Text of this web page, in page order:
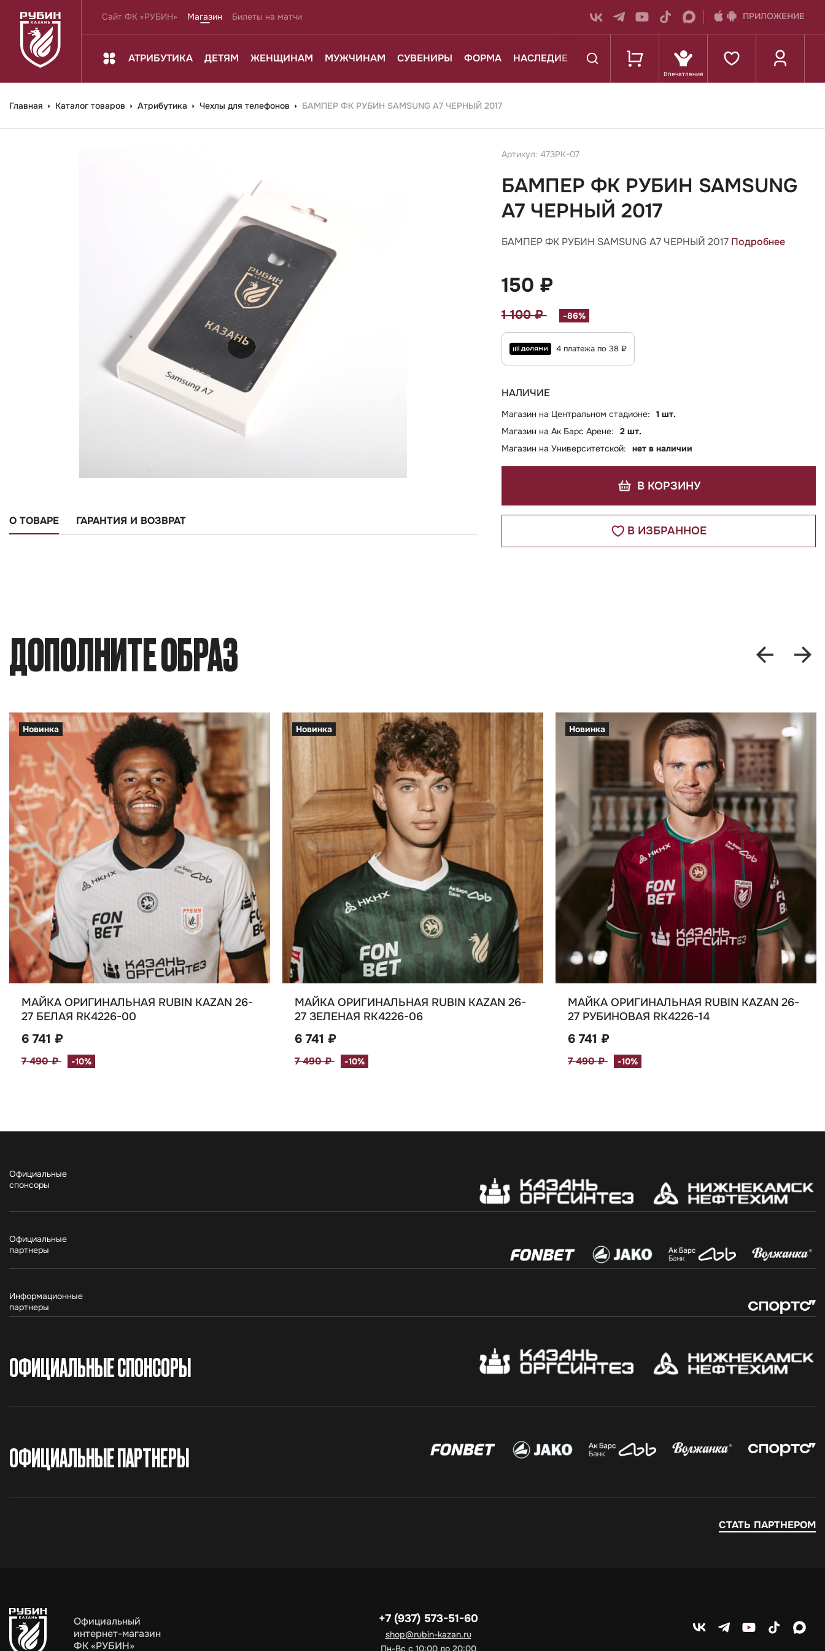
Сайт ФК «РУБИН» Магазин Билеты на матчи ПРИЛОЖЕНИЕ
АТРИБУТИКА ДЕТЯМ ЖЕНЩИНАМ МУЖЧИНАМ СУВЕНИРЫ ФОРМА НАСЛЕДИЕ К ШКОЛЕ
Главная Каталог товаров Атрибутика Чехлы для телефонов БАМПЕР ФК РУБИН SAMSUNG A7 ЧЕРНЫЙ 2017
О ТОВАРЕ ГАРАНТИЯ И ВОЗВРАТ
Артикул: 473РК-07
БАМПЕР ФК РУБИН SAMSUNG
A7 ЧЕРНЫЙ 2017
БАМПЕР ФК РУБИН SAMSUNG A7 ЧЕРНЫЙ 2017 Подробнее
150 ₽
1 100 ₽ -86%
4 платежа по 38 ₽
НАЛИЧИЕ
Магазин на Центральном стадионе:
1 шт.
Магазин на Ак Барс Арене:
2 шт.
Магазин на Университетской:
нет в наличии
В КОРЗИНУ
В ИЗБРАННОЕ
ДОПОЛНИТЕ ОБРАЗ
Новинка
МАЙКА ОРИГИНАЛЬНАЯ RUBIN KAZAN 26-
27 БЕЛАЯ RK4226-00
6 741 ₽
7 490 ₽ -10%
Новинка
МАЙКА ОРИГИНАЛЬНАЯ RUBIN KAZAN 26-
27 ЗЕЛЕНАЯ RK4226-06
6 741 ₽
7 490 ₽ -10%
Новинка
МАЙКА ОРИГИНАЛЬНАЯ RUBIN KAZAN 26-
27 РУБИНОВАЯ RK4226-14
6 741 ₽
7 490 ₽ -10%
Официальные
спонсоры
Официальные
партнеры
Информационные
партнеры
ОФИЦИАЛЬНЫЕ СПОНСОРЫ
ОФИЦИАЛЬНЫЕ ПАРТНЕРЫ
СТАТЬ ПАРТНЕРОМ
Официальный
интернет-магазин
ФК «РУБИН»
+7 (937) 573-51-60
shop@rubin-kazan.ru
Пн-Вс с 10:00 до 20:00